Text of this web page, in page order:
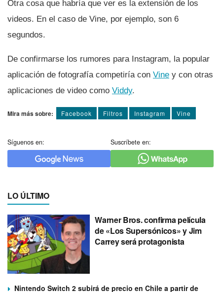
Otra cosa que habrí­a que ver es la extensión de los
videos. En el caso de Vine, por ejemplo, son 6
segundos.
De confirmarse los rumores para Instagram, la popular
aplicación de fotografí­a competirí­a con Vine y con otras
aplicaciones de video como Viddy.
Mira más sobre: Facebook Filtros Instagram Vine
Síguenos en: Suscríbete en:
LO ÚLTIMO
Warner Bros. confirma película
de «Los Supersónicos» y Jim
Carrey será protagonista
Nintendo Switch 2 subirá de precio en Chile a partir de